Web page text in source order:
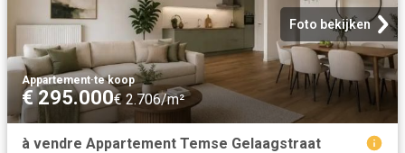
Foto bekijken
Appartement·te koop
€ 295.000€ 2.706/m²
à vendre Appartement Temse Gelaagstraat